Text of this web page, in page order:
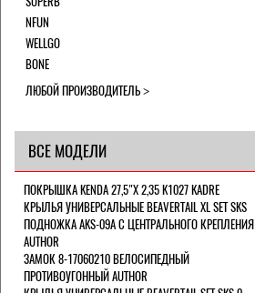
NFUN
WELLGO
BONE
ЛЮБОЙ ПРОИЗВОДИТЕЛЬ
ВСЕ МОДЕЛИ
ПОКРЫШКА KENDA 27,5"Х 2,35 K1027 KADRE
КРЫЛЬЯ УНИВЕРСАЛЬНЫЕ BEAVERTAIL XL SET SKS
ПОДНОЖКА AKS-09A C ЦЕНТРАЛЬНОГО КРЕПЛЕНИЯ
AUTHOR
ЗАМОК 8-17060210 ВЕЛОСИПЕДНЫЙ
ПРОТИВОУГОННЫЙ AUTHOR